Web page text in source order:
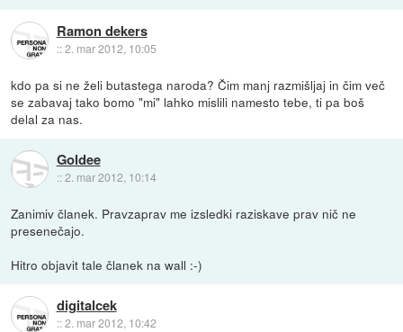
Ramon dekers
::2. mar 2012, 10:05
kdo pa si ne želi butastega naroda? Čim manj razmišljaj in čim več
se zabavaj tako bomo "mi" lahko mislili namesto tebe, ti pa boš
delal za nas.
Goldee
::2. mar 2012, 10:14
Zanimiv članek. Pravzaprav me izsledki raziskave prav nič ne
presenečajo.
Hitro objavit tale članek na wall :-)
digitalcek
::2. mar 2012, 10:42